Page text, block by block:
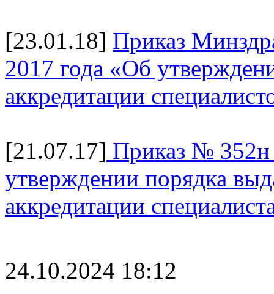
[23.01.18] Приказ
2017 года «Об
аккредитации
[21.07.17] Приказ № 352н
утверждении порядка
аккредитации
24.10.2024 18:12